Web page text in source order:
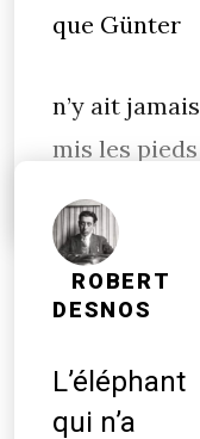
que Günter
n’y ait jamais
mis les pieds
ROBERT
DESNOS
L’éléphant
qui n’a